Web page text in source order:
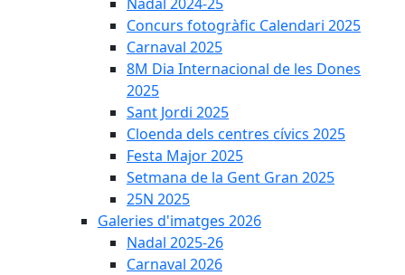
Concurs fotogràfic Calendari 2025
Carnaval 2025
8M Dia Internacional de les Dones
2025
Sant Jordi 2025
Cloenda dels centres cívics 2025
Festa Major 2025
Setmana de la Gent Gran 2025
25N 2025
Galeries d'imatges 2026
Nadal 2025-26
Carnaval 2026